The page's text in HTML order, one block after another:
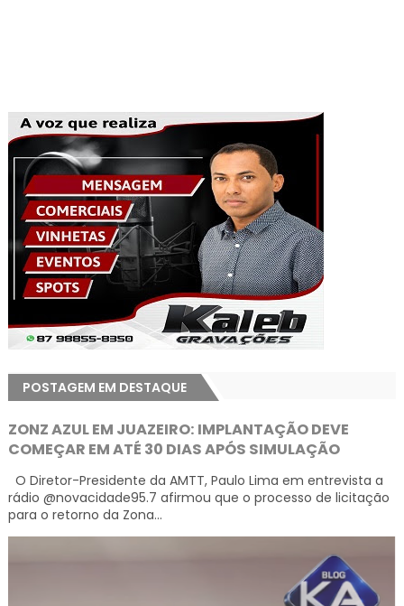
POSTAGEM EM DESTAQUE
ZONZ AZUL EM JUAZEIRO: IMPLANTAÇÃO DEVE
COMEÇAR EM ATÉ 30 DIAS APÓS SIMULAÇÃO
O Diretor-Presidente da AMTT, Paulo Lima em entrevista a
rádio @novacidade95.7 afirmou que o processo de licitação
para o retorno da Zona...